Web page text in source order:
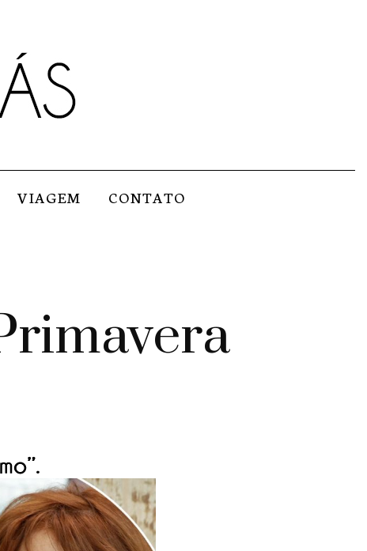
VIAGEM CONTATO